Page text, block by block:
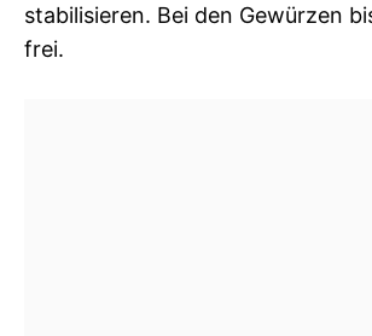
stabilisieren. Bei den Gewürzen
frei.